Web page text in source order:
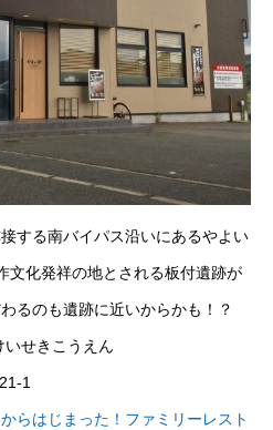
する南バイパス沿いにあるやよい
文化発祥の地とされる板付遺跡が
るのも遺跡に近いからかも！？
せきこうえん
1
らはじまった！ファミリーレスト